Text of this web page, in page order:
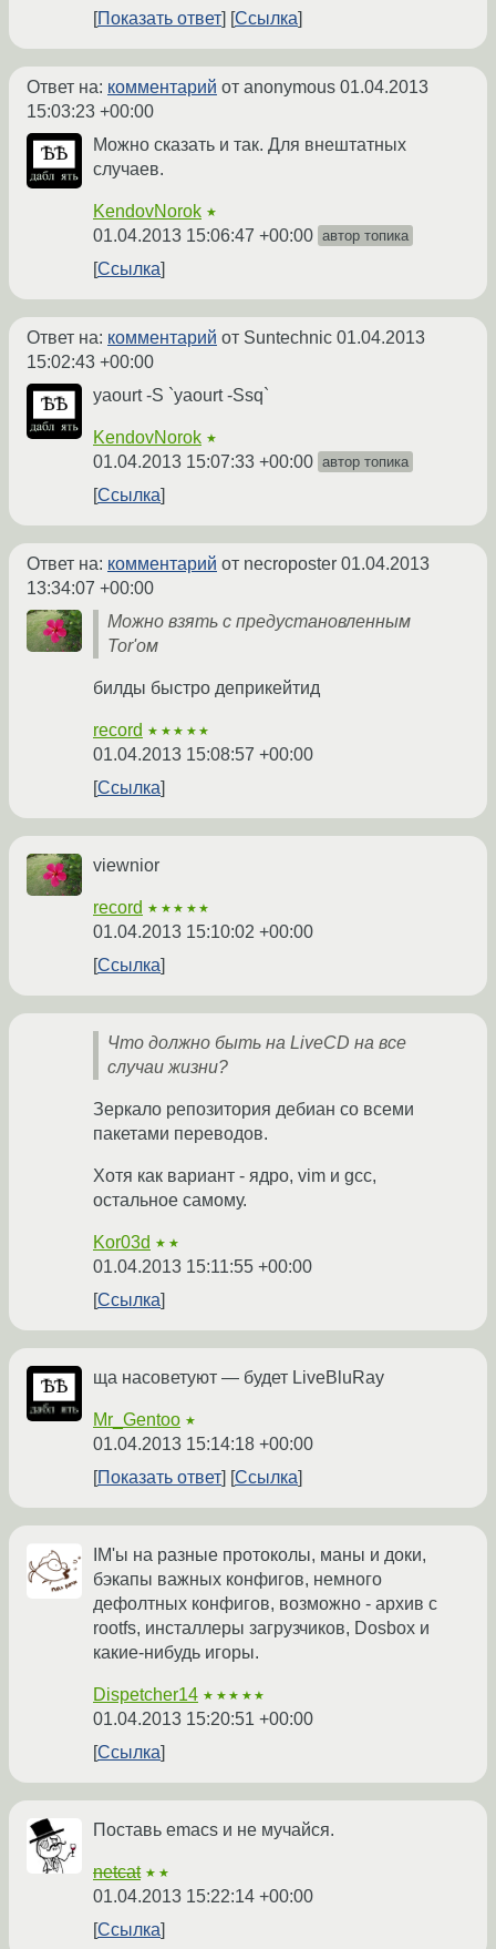
Показать ответ
Ссылка
Ответ на: комментарий от anonymous 01.04.2013
15:03:23 +00:00
Можно сказать и так. Для внештатных
случаев.
KendovNorok ★
01.04.2013 15:06:47 +00:00 автор топика
Ссылка
Ответ на: комментарий от Suntechnic 01.04.2013
15:02:43 +00:00
yaourt -S `yaourt -Ssq`
KendovNorok ★
01.04.2013 15:07:33 +00:00 автор топика
Ссылка
Ответ на: комментарий от necroposter 01.04.2013
13:34:07 +00:00
Можно взять с предустановленным
Tor'ом
билды быстро деприкейтид
record ★★★★★
01.04.2013 15:08:57 +00:00
Ссылка
viewnior
record ★★★★★
01.04.2013 15:10:02 +00:00
Ссылка
Что должно быть на LiveCD на все
случаи жизни?
Зеркало репозитория дебиан со всеми
пакетами переводов.
Хотя как вариант - ядро, vim и gcc,
остальное самому.
Kor03d ★★
01.04.2013 15:11:55 +00:00
Ссылка
ща насоветуют — будет LiveBluRay
Mr_Gentoo ★
01.04.2013 15:14:18 +00:00
Показать ответ
Ссылка
IM'ы на разные протоколы, маны и доки,
бэкапы важных конфигов, немного
дефолтных конфигов, возможно - архив с
rootfs, инсталлеры загрузчиков, Dosbox и
какие-нибудь игоры.
Dispetcher14 ★★★★★
01.04.2013 15:20:51 +00:00
Ссылка
Поставь emacs и не мучайся.
netcat ★★
01.04.2013 15:22:14 +00:00
Ссылка